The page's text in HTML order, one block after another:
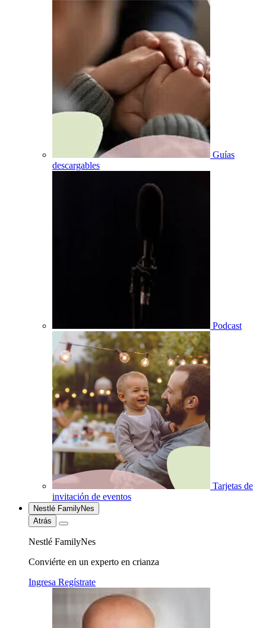
Guías
descargables
Podcast
Tarjetas de
invitación de eventos
Nestlé FamilyNes
Atrás
Nestlé FamilyNes
Conviérte en un experto en crianza
Ingresa Regístrate